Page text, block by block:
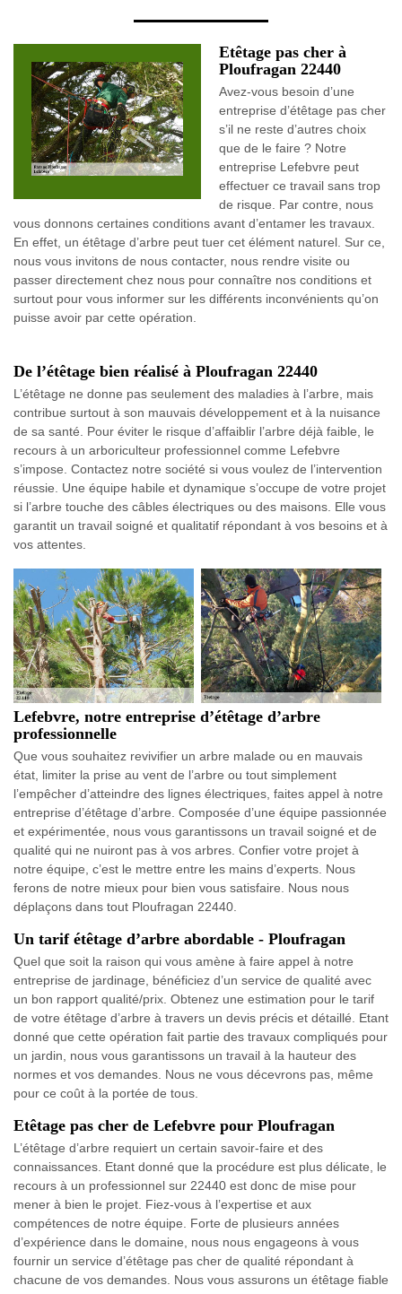
Etêtage pas cher à
Ploufragan 22440
Avez-vous besoin d’une
entreprise d’étêtage pas cher
s’il ne reste d’autres choix
que de le faire ? Notre
entreprise Lefebvre peut
effectuer ce travail sans trop
de risque. Par contre, nous
vous donnons certaines conditions avant d’entamer les travaux.
En effet, un étêtage d’arbre peut tuer cet élément naturel. Sur ce,
nous vous invitons de nous contacter, nous rendre visite ou
passer directement chez nous pour connaître nos conditions et
surtout pour vous informer sur les différents inconvénients qu’on
puisse avoir par cette opération.
De l’étêtage bien réalisé à Ploufragan 22440
L’étêtage ne donne pas seulement des maladies à l’arbre, mais
contribue surtout à son mauvais développement et à la nuisance
de sa santé. Pour éviter le risque d’affaiblir l’arbre déjà faible, le
recours à un arboriculteur professionnel comme Lefebvre
s’impose. Contactez notre société si vous voulez de l’intervention
réussie. Une équipe habile et dynamique s’occupe de votre projet
si l’arbre touche des câbles électriques ou des maisons. Elle vous
garantit un travail soigné et qualitatif répondant à vos besoins et à
vos attentes.
Lefebvre, notre entreprise d’étêtage d’arbre
professionnelle
Que vous souhaitez revivifier un arbre malade ou en mauvais
état, limiter la prise au vent de l’arbre ou tout simplement
l’empêcher d’atteindre des lignes électriques, faites appel à notre
entreprise d’étêtage d’arbre. Composée d’une équipe passionnée
et expérimentée, nous vous garantissons un travail soigné et de
qualité qui ne nuiront pas à vos arbres. Confier votre projet à
notre équipe, c’est le mettre entre les mains d’experts. Nous
ferons de notre mieux pour bien vous satisfaire. Nous nous
déplaçons dans tout Ploufragan 22440.
Un tarif étêtage d’arbre abordable - Ploufragan
Quel que soit la raison qui vous amène à faire appel à notre
entreprise de jardinage, bénéficiez d’un service de qualité avec
un bon rapport qualité/prix. Obtenez une estimation pour le tarif
de votre étêtage d’arbre à travers un devis précis et détaillé. Etant
donné que cette opération fait partie des travaux compliqués pour
un jardin, nous vous garantissons un travail à la hauteur des
normes et vos demandes. Nous ne vous décevrons pas, même
pour ce coût à la portée de tous.
Etêtage pas cher de Lefebvre pour Ploufragan
L’étêtage d’arbre requiert un certain savoir-faire et des
connaissances. Etant donné que la procédure est plus délicate, le
recours à un professionnel sur 22440 est donc de mise pour
mener à bien le projet. Fiez-vous à l’expertise et aux
compétences de notre équipe. Forte de plusieurs années
d’expérience dans le domaine, nous nous engageons à vous
fournir un service d’étêtage pas cher de qualité répondant à
chacune de vos demandes. Nous vous assurons un étêtage fiable